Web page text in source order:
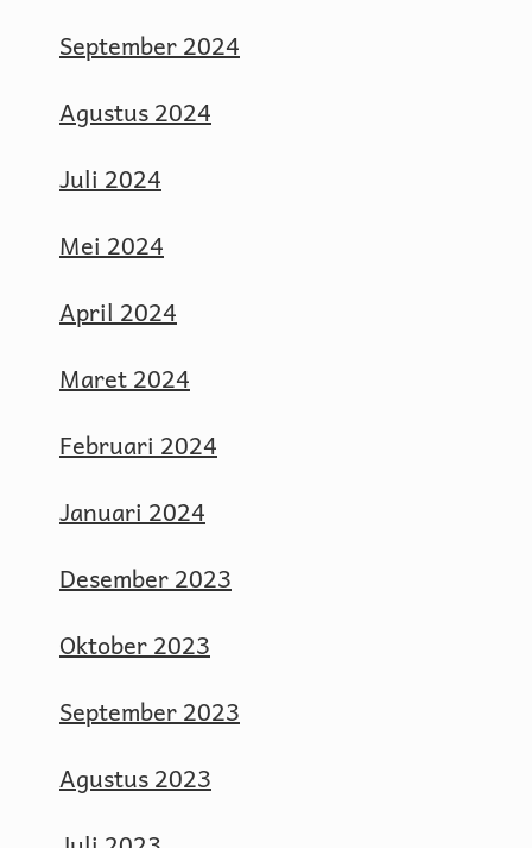
September 2024
Agustus 2024
Juli 2024
Mei 2024
April 2024
Maret 2024
Februari 2024
Januari 2024
Desember 2023
Oktober 2023
September 2023
Agustus 2023